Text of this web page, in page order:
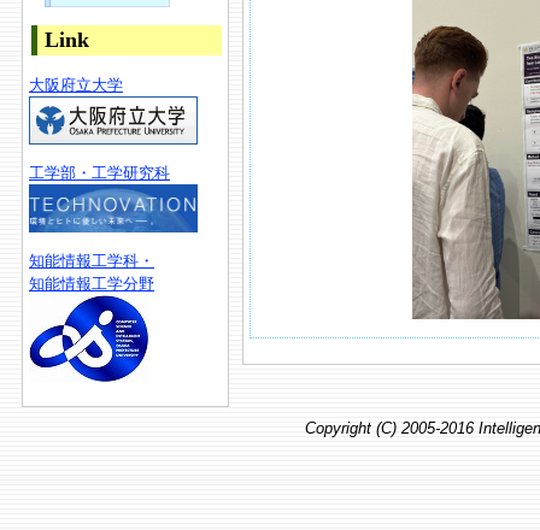
Link
大阪府立大学
工学部・工学研究科
知能情報工学科・
知能情報工学分野
Copyright (C) 2005-2016